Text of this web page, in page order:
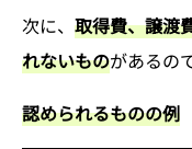
次に、 取得費、譲渡
れないものがあるの
認められるものの例